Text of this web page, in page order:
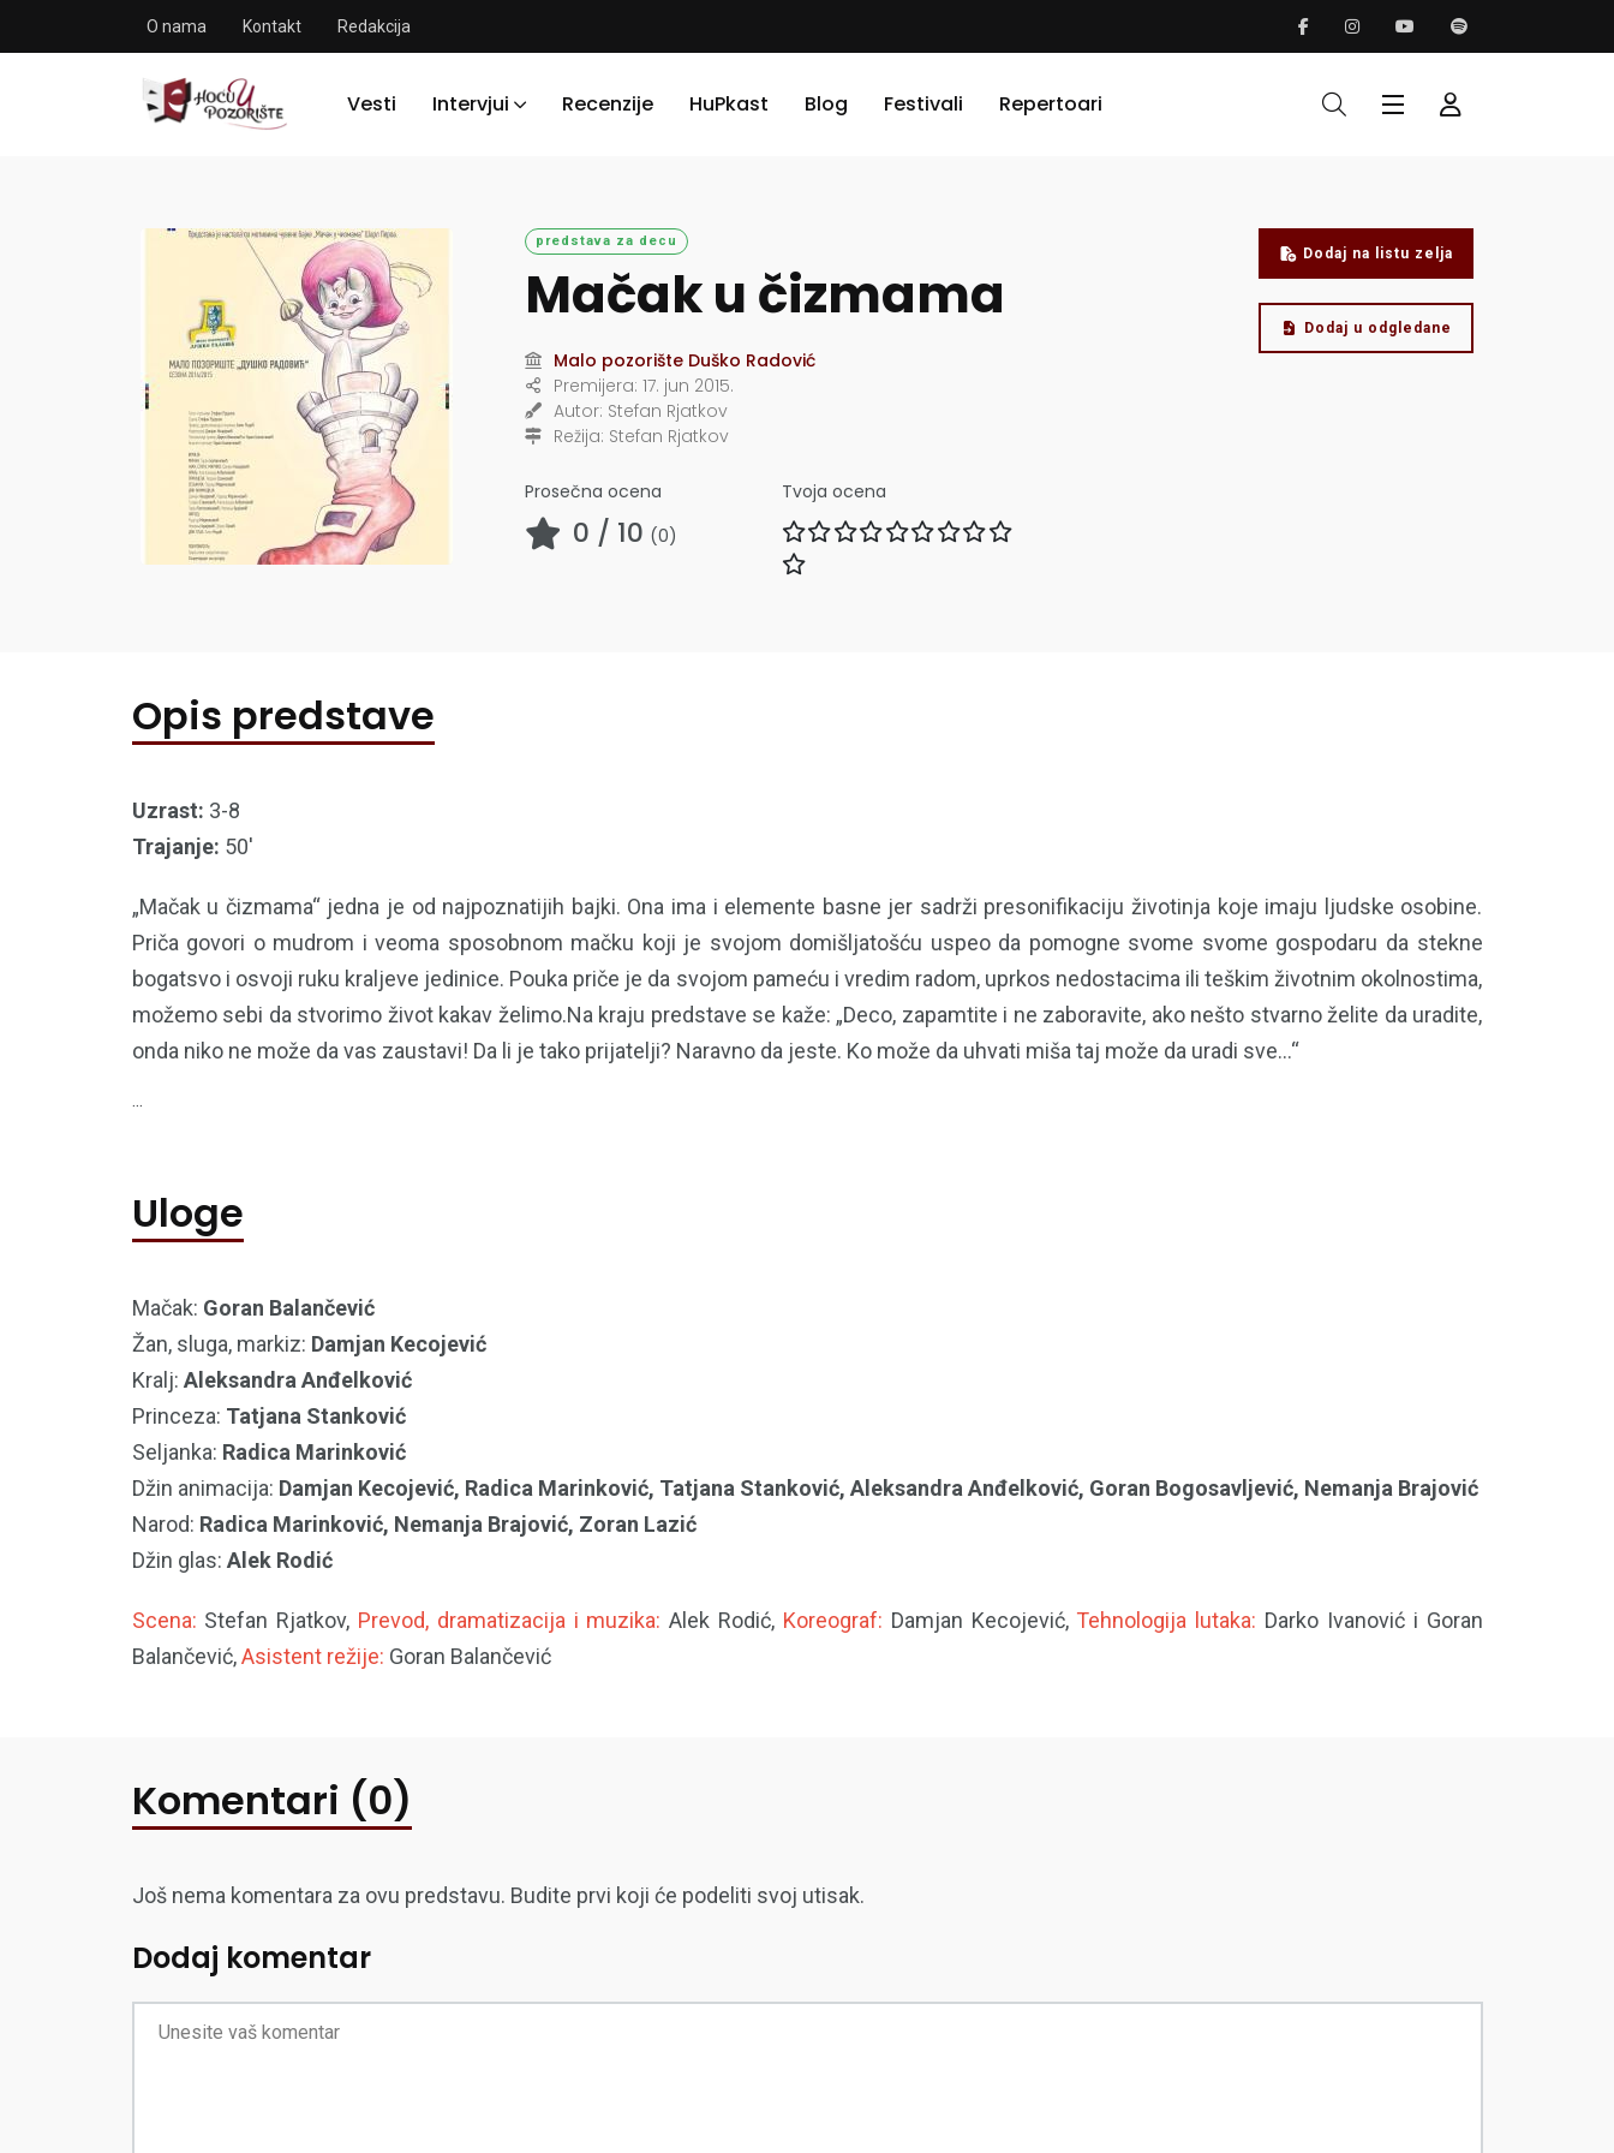
O nama Kontakt Redakcija
Vesti Intervjui Recenzije HuPkast Blog Festivali Repertoari
predstava za decu
Mačak u čizmama
Malo pozorište Duško Radović
Premijera: 17. jun 2015.
Autor: Stefan Rjatkov
Režija: Stefan Rjatkov
Prosečna ocena
0 / 10 (0)
Tvoja ocena
Dodaj na listu zelja
Dodaj u odgledane
Opis predstave
Uzrast: 3-8
Trajanje: 50'
„Mačak u čizmama“ jedna je od najpoznatijih bajki. Ona ima i elemente basne jer sadrži presonifikaciju životinja koje imaju ljudske osobine.
Priča govori o mudrom i veoma sposobnom mačku koji je svojom domišljatošću uspeo da pomogne svome svome gospodaru da stekne
bogatsvo i osvoji ruku kraljeve jedinice. Pouka priče je da svojom pameću i vredim radom, uprkos nedostacima ili teškim životnim okolnostima,
možemo sebi da stvorimo život kakav želimo.Na kraju predstave se kaže: „Deco, zapamtite i ne zaboravite, ako nešto stvarno želite da uradite,
onda niko ne može da vas zaustavi! Da li je tako prijatelji? Naravno da jeste. Ko može da uhvati miša taj može da uradi sve...“
...
Uloge
Mačak: Goran Balančević
Žan, sluga, markiz: Damjan Kecojević
Kralj: Aleksandra Anđelković
Princeza: Tatjana Stanković
Seljanka: Radica Marinković
Džin animacija: Damjan Kecojević, Radica Marinković, Tatjana Stanković, Aleksandra Anđelković, Goran Bogosavljević, Nemanja Brajović
Narod: Radica Marinković, Nemanja Brajović, Zoran Lazić
Džin glas: Alek Rodić
Scena: Stefan Rjatkov, Prevod, dramatizacija i muzika: Alek Rodić, Koreograf: Damjan Kecojević, Tehnologija lutaka: Darko Ivanović i Goran
Balančević,Asistent režije: Goran Balančević
Komentari (0)
Još nema komentara za ovu predstavu. Budite prvi koji će podeliti svoj utisak.
Dodaj komentar